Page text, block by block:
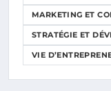
MARKETING ET
STRATÉGIE ET
VIE